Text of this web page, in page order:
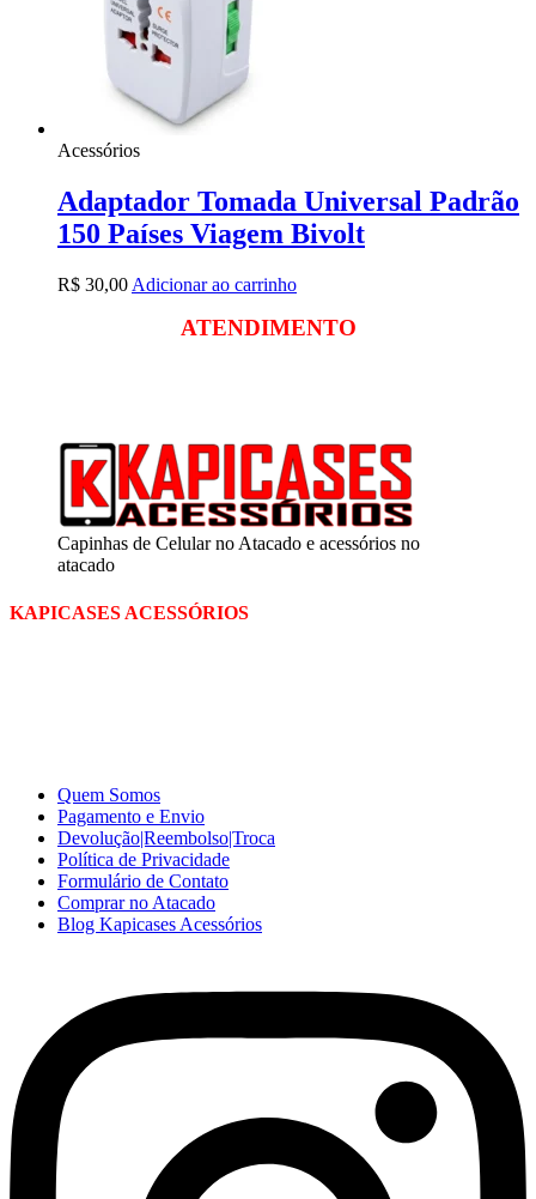
Acessórios
Adaptador Tomada Universal Padrão
150 Países Viagem Bivolt
R$ 30,00 Adicionar ao carrinho
ATENDIMENTO
Capinhas de Celular no Atacado e acessórios no
atacado
KAPICASES ACESSÓRIOS
Quem Somos
Pagamento e Envio
Devolução|Reembolso|Troca
Política de Privacidade
Formulário de Contato
Comprar no Atacado
Blog Kapicases Acessórios